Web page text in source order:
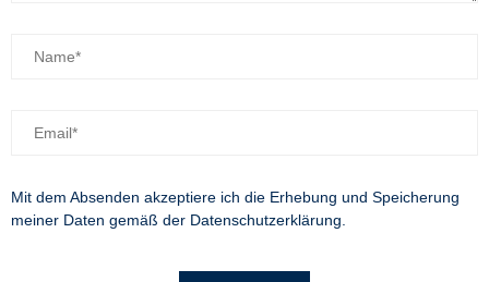
Mit dem Absenden akzeptiere ich die Erhebung und Speicherung
meiner Daten gemäß der Datenschutzerklärung